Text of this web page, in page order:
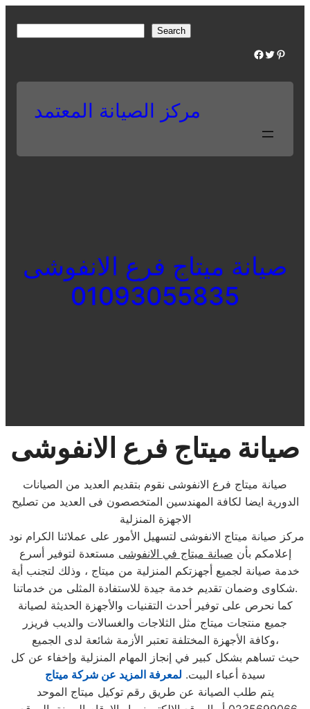
r
Search
Facebook Twitter Pinterest
مركز الصيانة المعتمد
صيانة ميتاج فرع الانفوشى
01093055835
صيانة ميتاج فرع الانفوشى
صيانة ميتاج فرع الانفوشى نقوم بتقديم العديد من الصيانات
الدورية ايضا لكافة المهندسين المتخصصون فى العديد من تصليح
الاجهزة المنزلية
إعلامكم بأن صيانة ميتاج في الانفوشى مستعدة لتوفير أسرع
خدمة صيانة لجميع أجهزتكم المنزلية من ميتاج ، وذلك لتجنب أية
شكاوى وضمان تقديم خدمة جيدة للاستفادة المثلى من خدماتنا.
كما نحرص على توفير أحدث التقنيات والأجهزة الحديثة لصيانة
جميع منتجات ميتاج مثل الثلاجات والغسالات والديب فریزر
وكافة الأجهزة المختلفة تعتبر الأزمة شائعة لدى الجميع،
حيث تساهم بشكل كبير في إنجاز المهام المنزلية وإخفاء عن كل
سيدة أعباء البيت. لمعرفة المزيد عن شركة ميتاج
يتم طلب الصيانة عن طريق رقم توكيل ميتاج الموحد